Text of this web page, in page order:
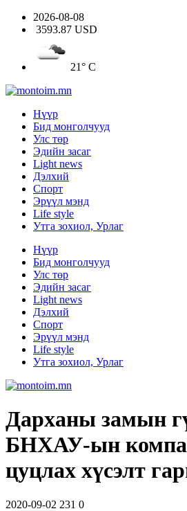
2026-08-08
3593.87 USD
21° C
Нүүр
Бид монголчууд
Улс төр
Эдийн засаг
Light news
Дэлхий
Спорт
Эрүүл мэнд
Life style
Утга зохиол, Урлаг
Нүүр
Бид монголчууд
Улс төр
Эдийн засаг
Light news
Дэлхий
Спорт
Эрүүл мэнд
Life style
Утга зохиол, Урлаг
Дарханы замын
БНХАУ-ын
цуцлах хүсэлт
2020-09-02 231 0